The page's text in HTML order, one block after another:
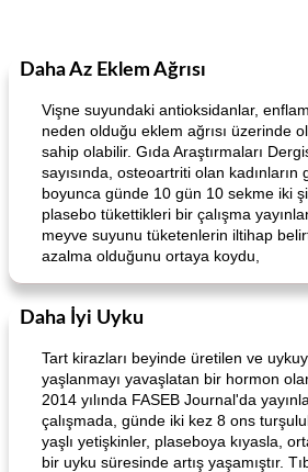
Daha Az Eklem Ağrısı
Vişne suyundaki antioksidanlar,
neden olduğu eklem ağrısı üzerinde
sahip olabilir. Gıda Araştırmaları
sayısında, osteoartriti olan kadınların
boyunca günde 10 gün 10 sekme iki
plasebo tükettikleri bir çalışma
meyve suyunu tüketenlerin iltihap
azalma olduğunu ortaya koydu,
Daha İyi Uyku
Tart kirazları beyinde üretilen ve
yaşlanmayı yavaşlatan bir hormon
2014 yılında FASEB Journal'da
çalışmada, günde iki kez 8 ons
yaşlı yetişkinler, plaseboya kıyasla,
bir uyku süresinde artış yaşamıştır.